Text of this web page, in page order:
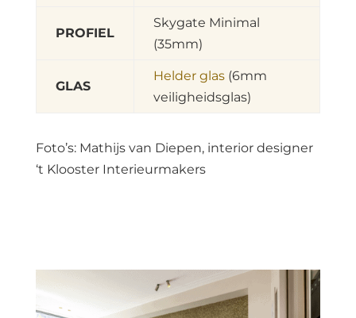
PROFIEL
Skygate Minimal
(35mm)
GLAS
Helder glas(6mm
veiligheidsglas)
Foto’s: Mathijs van Diepen, interior designer
‘t Klooster Interieurmakers